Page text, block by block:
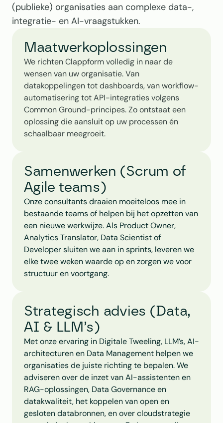
(publieke) organisaties aan complexe data-,
integratie- en AI-vraagstukken.
Maatwerkoplossingen
We richten Clappform volledig in naar de
wensen van uw organisatie. Van
datakoppelingen tot dashboards, van workflow-
automatisering tot API-integraties volgens
Common Ground-principes. Zo ontstaat een
oplossing die aansluit op uw processen én
schaalbaar meegroeit.
Samenwerken (Scrum of
Agile teams)
Onze consultants draaien moeiteloos mee in
bestaande teams of helpen bij het opzetten van
een nieuwe werkwijze. Als Product Owner,
Analytics Translator, Data Scientist of
Developer sluiten we aan in sprints, leveren we
elke twee weken waarde op en zorgen we voor
structuur en voortgang.
Strategisch advies (Data,
AI & LLM’s)
Met onze ervaring in Digitale Tweeling, LLM’s, AI-
architecturen en Data Management helpen we
organisaties de juiste richting te bepalen. We
adviseren over de inzet van AI-assistenten en
RAG-oplossingen, Data Governance en
datakwaliteit, het koppelen van open en
gesloten databronnen, en over cloudstrategie